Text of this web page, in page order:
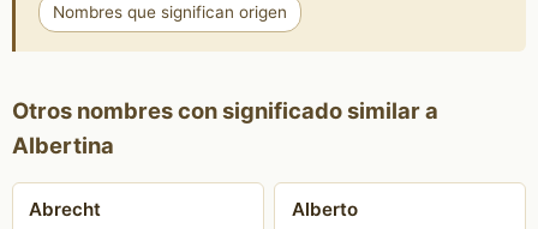
Nombres que significan origen
Otros nombres con significado similar a
Albertina
Abrecht Alberto